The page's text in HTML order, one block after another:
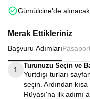
Gümülcine'de
Merak Ettikleriniz
Başvuru Adımları
1
Turunuzu Seçin ve
Yurtdışı turları
seçin. Ardından
Rüyası'na ilk adımı